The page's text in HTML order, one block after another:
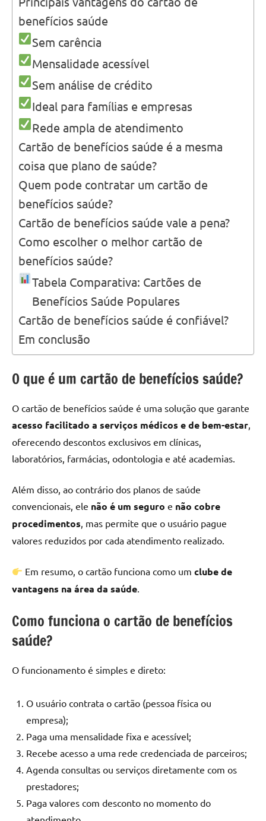
benefícios saúde
Sem carência
Mensalidade acessível
Sem análise de crédito
Ideal para famílias e empresas
Rede ampla de atendimento
Cartão de benefícios saúde é a mesma
coisa que plano de saúde?
Quem pode contratar um cartão de
benefícios saúde?
Cartão de benefícios saúde vale a pena?
Como escolher o melhor cartão de
benefícios saúde?
Tabela Comparativa: Cartões de
Benefícios Saúde Populares
Cartão de benefícios saúde é confiável?
Em conclusão
O que é um cartão de benefícios saúde?
O cartão de benefícios saúde é uma solução que garante
acesso facilitado a serviços médicos e de bem-estar,
oferecendo descontos exclusivos em clínicas,
laboratórios, farmácias, odontologia e até academias.
Além disso, ao contrário dos planos de saúde
convencionais, ele não é um seguro e não cobre
procedimentos, mas permite que o usuário pague
valores reduzidos por cada atendimento realizado.
Em resumo, o cartão funciona como umclube de
vantagens na área da saúde.
Como funciona o cartão de benefícios
saúde?
O funcionamento é simples e direto:
O usuário contrata o cartão (pessoa física ou
empresa);
Paga uma mensalidade fixa e acessível;
Recebe acesso a uma rede credenciada de parceiros;
Agenda consultas ou serviços diretamente com os
prestadores;
Paga valores com desconto no momento do